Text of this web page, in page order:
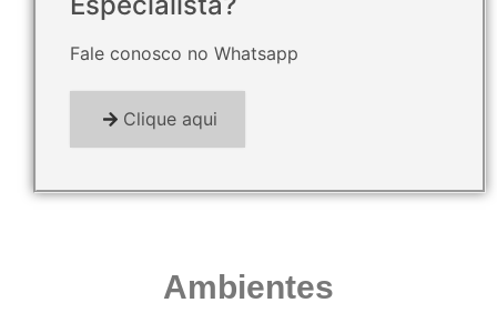
Fale conosco no Whatsapp
Clique aqui
Ambientes